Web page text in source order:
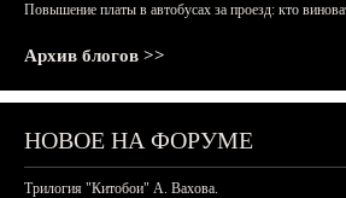
Повышение платы в автобусах за проезд: кто
Архив блогов >>
НОВОЕ НА ФОРУМЕ
Трилогия "Китобои" А. Вахова.